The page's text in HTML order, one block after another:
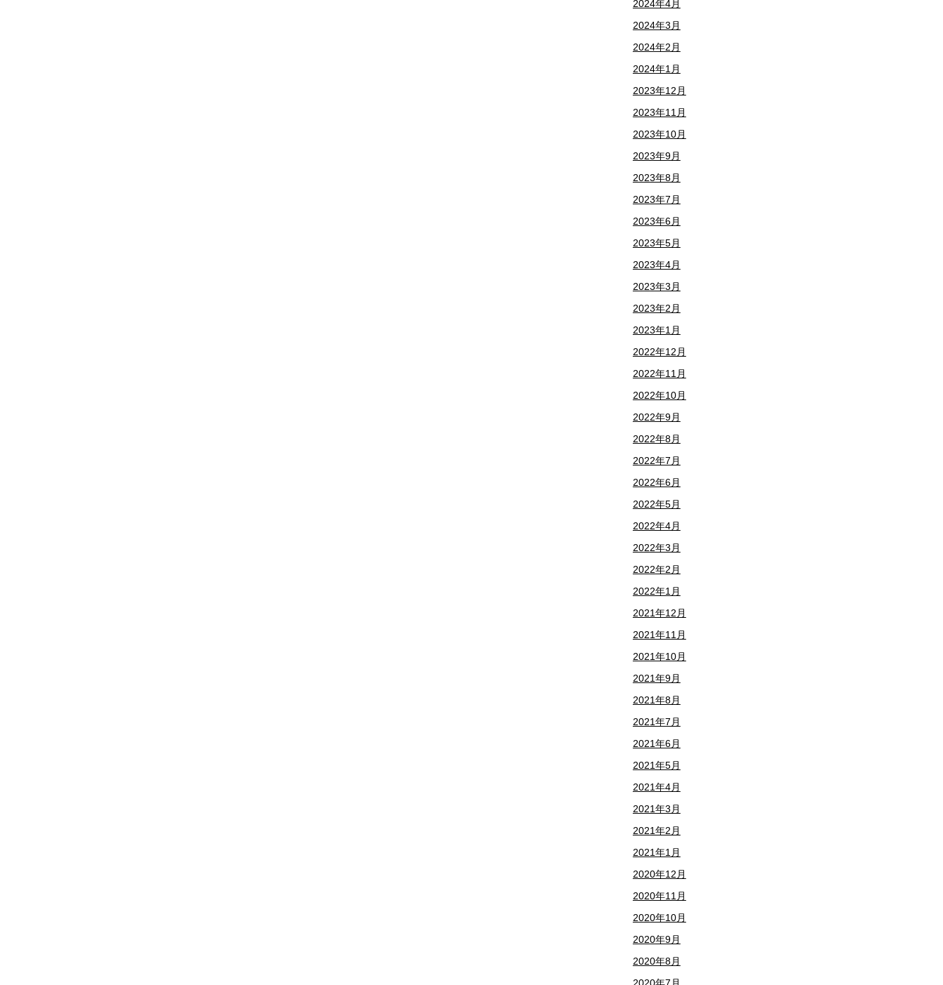
2024年4月
2024年3月
2024年2月
2024年1月
2023年12月
2023年11月
2023年10月
2023年9月
2023年8月
2023年7月
2023年6月
2023年5月
2023年4月
2023年3月
2023年2月
2023年1月
2022年12月
2022年11月
2022年10月
2022年9月
2022年8月
2022年7月
2022年6月
2022年5月
2022年4月
2022年3月
2022年2月
2022年1月
2021年12月
2021年11月
2021年10月
2021年9月
2021年8月
2021年7月
2021年6月
2021年5月
2021年4月
2021年3月
2021年2月
2021年1月
2020年12月
2020年11月
2020年10月
2020年9月
2020年8月